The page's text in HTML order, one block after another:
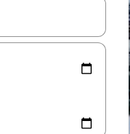
navega con las